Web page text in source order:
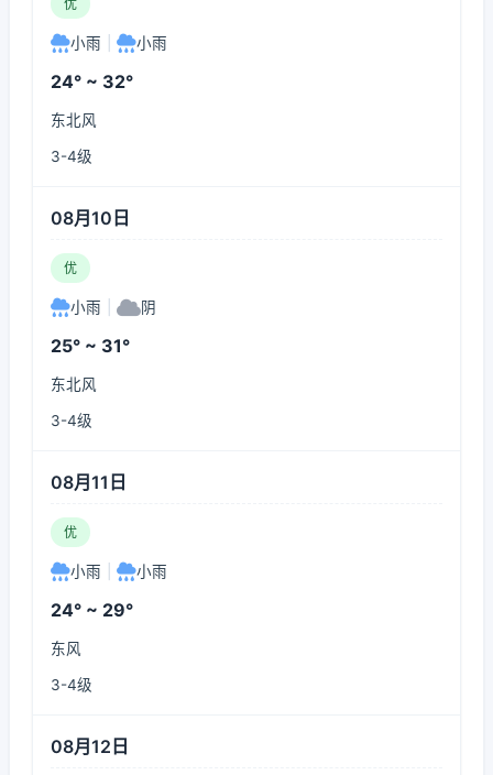
优
小雨 小雨
24° ~ 32°
东北风
3-4级
08月10日
优
小雨 阴
25° ~ 31°
东北风
3-4级
08月11日
优
小雨 小雨
24° ~ 29°
东风
3-4级
08月12日